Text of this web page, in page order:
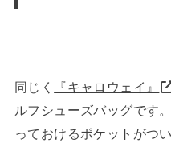
同じく 『キャロウェイ』
ルフシューズバッグです
っておけるポケットがつ